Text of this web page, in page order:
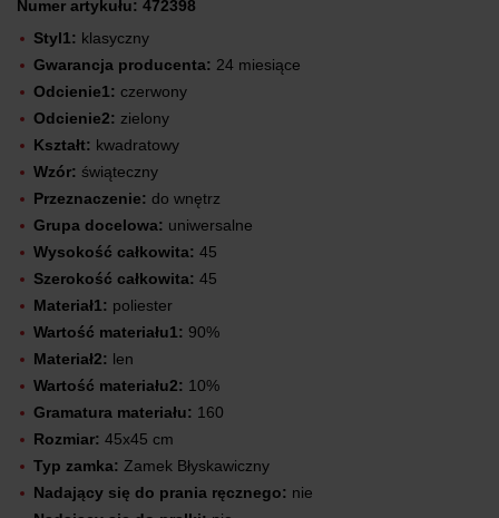
Numer artykułu: 472398
Styl1: klasyczny
Gwarancja producenta: 24 miesiące
Odcienie1: czerwony
Odcienie2: zielony
Kształt: kwadratowy
Wzór: świąteczny
Przeznaczenie: do wnętrz
Grupa docelowa: uniwersalne
Wysokość całkowita: 45
Szerokość całkowita: 45
Materiał1: poliester
Wartość materiału1: 90%
Materiał2: len
Wartość materiału2: 10%
Gramatura materiału: 160
Rozmiar: 45x45 cm
Typ zamka: Zamek Błyskawiczny
Nadający się do prania ręcznego: nie